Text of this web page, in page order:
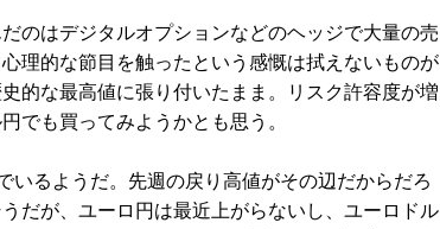
のはデジタルオプションなどのヘッジで大量の売
理的な節目を触ったという感慨は拭えないものが
的な最高値に張り付いたまま。リスク許容度が増
でも買ってみようかとも思う。
るようだ。先週の戻り高値がその辺だからだろ
だが、ユーロ円は最近上がらないし、ユーロドル